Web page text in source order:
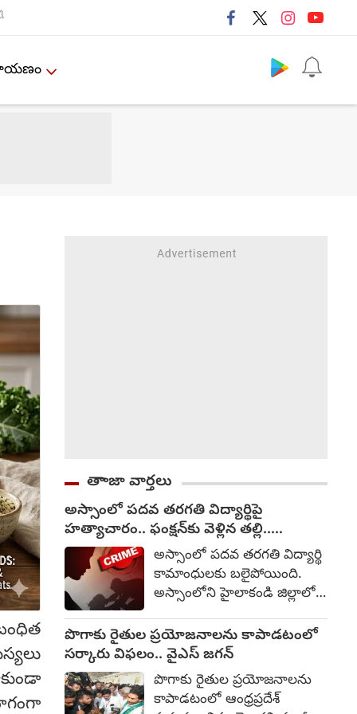
తాాజా వార్తలు
అస్సాంలో పదవ తరగతి విద్యార్థిపై
హత్యాచారం.. ఫంక్షన్‌కు వెళ్లిన తల్లి..
మంచంపై విగతజీవిగా..?అస్సాంలో పదవ తరగతి విద్యార్థి
కామాంధులకు బలైపోయింది.
అస్సాంలోని హైలాకండి జిల్లాలో
ఏళ్ల బాలికపై సామూహిక
అత్యాచారం, హత్యకు
సంబంధించి ఒక మైనర్‌తో సహా
ముగ్గురిని అరెస్టు చేసినట్లు
పోలీసులు తెలిపారు. ఆగస్టు 1
పొగాకు రైతుల ప్రయోజనాలను కాపాడటంలో
సర్కారు విఫలం.. వైఎస్ జగన్
పొగాకు రైతుల ప్రయోజనాలను
కాపాడటంలో ఆంధ్రప్రదేశ్